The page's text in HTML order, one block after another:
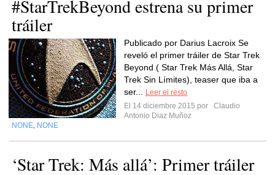
#StarTrekBeyond estrena su primer
tráiler
Publicado por Darius Lacroix Se
reveló el primer tráiler de Star Trek
Beyond ( Star Trek Más Allá, Star
Trek Sin Límites), teaser que iba a
ser...
Leer el resto
El 14 diciembre 2015 por
Claudio
Antonio Diaz Muñoz
NONE NONE
‘Star Trek: Más allá’: Primer tráiler